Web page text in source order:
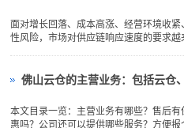
面对增长回落、成本高涨、经营环境收
性风险，市场对供应链响应速度的要求
本文目录一览：主营业务有哪些？售后
惠吗？公司还可以提供哪些服务？方便